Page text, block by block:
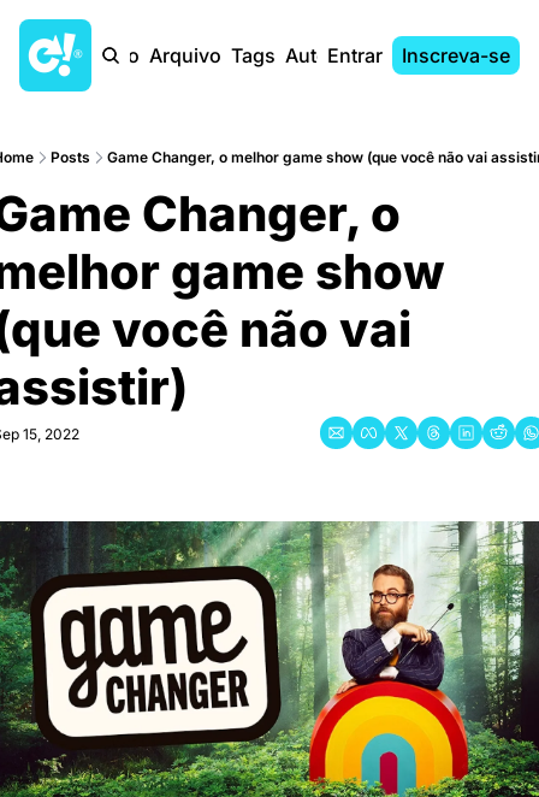
Início Arquivo Tags AutoresEntrar Inscreva-se
Posts Game Changer, o melhor game show (que você não vai
Changer, o
game show
você não vai
15, 2022